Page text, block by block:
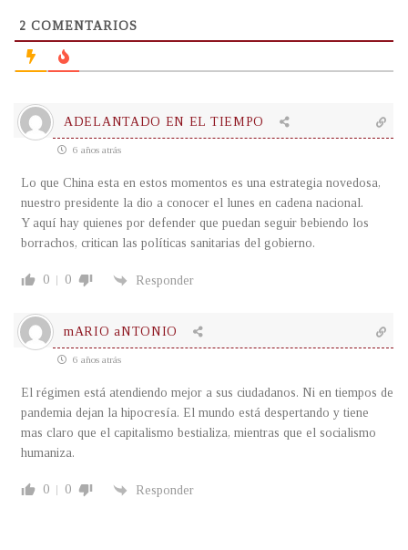
2 COMENTARIOS
ADELANTADO EN EL TIEMPO
6 años atrás
Lo que China esta en estos momentos es una estrategia novedosa,
nuestro presidente la dio a conocer el lunes en cadena nacional.
Y aquí hay quienes por defender que puedan seguir bebiendo los
borrachos, critican las políticas sanitarias del gobierno.
0 0 Responder
mARIO aNTONIO
6 años atrás
El régimen está atendiendo mejor a sus ciudadanos. Ni en tiempos de
pandemia dejan la hipocresía. El mundo está despertando y tiene
mas claro que el capitalismo bestializa, mientras que el socialismo
humaniza.
0 0 Responder